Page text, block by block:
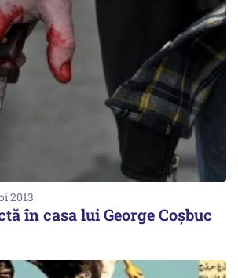
2013
în casa lui George Coșbuc